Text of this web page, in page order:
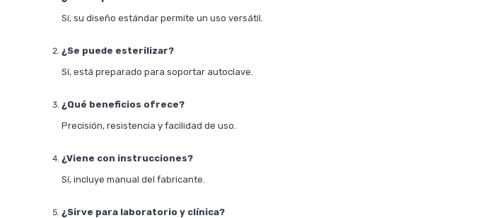
Sí, su diseño estándar permite un uso versátil.
¿Se puede esterilizar?
Sí, está preparado para soportar autoclave.
¿Qué beneficios ofrece?
Precisión, resistencia y facilidad de uso.
¿Viene con instrucciones?
Sí, incluye manual del fabricante.
¿Sirve para laboratorio y clínica?